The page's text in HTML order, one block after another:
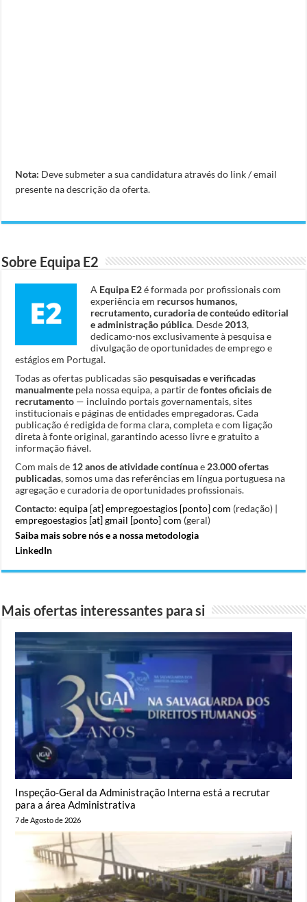
Nota: Deve submeter a sua candidatura através do link / email
presente na descrição da oferta.
Sobre Equipa E2
A Equipa E2é formada por profissionais com
experiência em recursos humanos,
recrutamento, curadoria de conteúdo editorial
e administração pública. Desde 2013,
dedicamo-nos exclusivamente à pesquisa e
divulgação de oportunidades de emprego e
estágios em Portugal.
Todas as ofertas publicadas são pesquisadas e verificadas
manualmente pela nossa equipa, a partir defontes oficiais de
recrutamento — incluindo portais governamentais, sites
institucionais e páginas de entidades empregadoras. Cada
publicação é redigida de forma clara, completa e com ligação
direta à fonte original, garantindo acesso livre e gratuito a
informação fiável.
Com mais de 12 anos de atividade contínuae 23.000 ofertas
publicadas, somos uma das referências em língua portuguesa na
agregação e curadoria de oportunidades profissionais.
Contacto: equipa [at] empregoestagios [ponto] com (redação) |
empregoestagios [at] gmail [ponto] com (geral)
Saiba mais sobre nós e a nossa metodologia
LinkedIn
Mais ofertas interessantes para si
Inspeção-Geral da Administração Interna está a recrutar
para a área Administrativa
7 de Agosto de 2026